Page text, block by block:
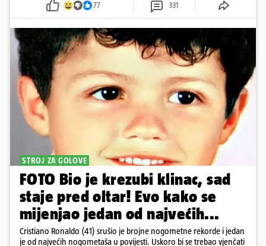
77 331
STROJ ZA GOLOVE
FOTO Bio je krezubi klinac, sad
staje pred oltar! Evo kako se
mijenjao jedan od najvećih...
Cristiano Ronaldo (41) srušio je brojne nogometne rekorde i jedan
je od najvećih nogometaša u povijesti. Uskoro bi se trebao vjenčati